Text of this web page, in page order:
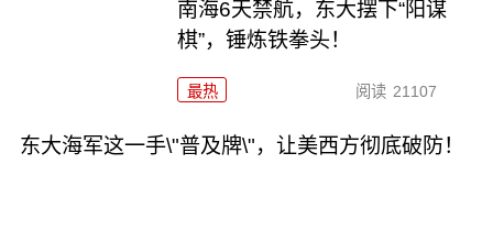
南海6天禁航，东大摆下“阳谋
棋”，锤炼铁拳头！
最热 阅读 21107
东大海军这一手\"普及牌\"，让美西方彻底破防！